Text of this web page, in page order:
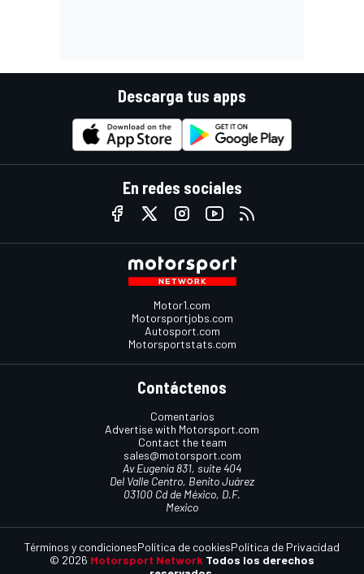
Descarga tus apps
En redes sociales
Motor1.com
Motorsportjobs.com
Autosport.com
Motorsportstats.com
Contáctenos
Comentarios
Advertise with Motorsport.com
Contact the team
sales@motorsport.com
Av Eugenia 831, suite 404
Del Valle Centro, Benito Juárez
03100 Cd de México, D.F.
Mexico
© 2026 Motorsport Network Todos los derechos
Términos y condicionesPolítica de cookiesPolítica de Privacidad